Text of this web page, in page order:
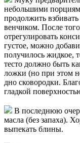
небольшими
продолжить
венчиком. После
отрегулировать
густое, можно
получилось жидкое,
тесто должно быть
ложки (но при этом
дно сковородки.
гладкой
В последнюю
масла (без запаха).
выпекать блины.